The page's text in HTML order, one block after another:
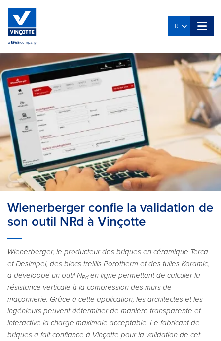
FR
Wienerberger confie la validation de
son outil NRd à Vinçotte
Wienerberger, le producteur des briques en céramique Terca
et Desimpel, des blocs treillis Porotherm et des tuiles Koramic,
a développé un outil NRden ligne permettant de calculer la
résistance verticale à la compression des murs de
maçonnerie. Grâce à cette application, les architectes et les
ingénieurs peuvent déterminer de manière transparente et
interactive la charge maximale acceptable. Le fabricant de
briques a fait confiance à Vinçotte pour la validation de cet